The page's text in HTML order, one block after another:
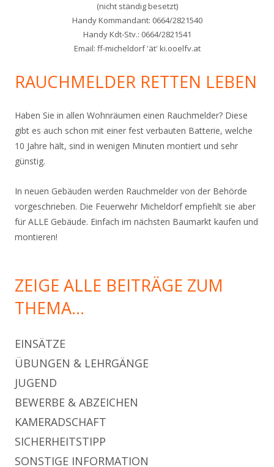
(nicht ständig besetzt)
Handy Kommandant: 0664/2821540
Handy Kdt-Stv.: 0664/2821541
Email: ff-micheldorf 'ät' ki.ooelfv.at
RAUCHMELDER RETTEN LEBEN
Haben Sie in allen Wohnräumen einen Rauchmelder? Diese
gibt es auch schon mit einer fest verbauten Batterie, welche
10 Jahre hält, sind in wenigen Minuten montiert und sehr
günstig.
In neuen Gebäuden werden Rauchmelder von der Behörde
vorgeschrieben. Die Feuerwehr Micheldorf empfiehlt sie aber
für ALLE Gebäude. Einfach im nächsten Baumarkt kaufen und
montieren!
ZEIGE ALLE BEITRÄGE ZUM
THEMA…
EINSÄTZE
ÜBUNGEN & LEHRGÄNGE
JUGEND
BEWERBE & ABZEICHEN
KAMERADSCHAFT
SICHERHEITSTIPP
SONSTIGE INFORMATION